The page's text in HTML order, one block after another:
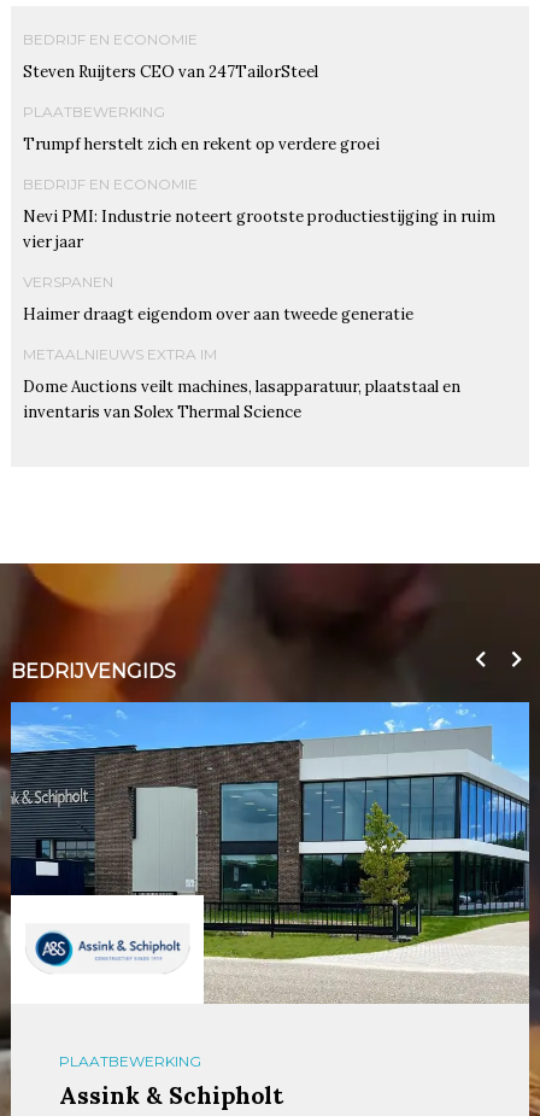
BEDRIJF EN ECONOMIE
Steven Ruijters CEO van 247TailorSteel
PLAATBEWERKING
Trumpf herstelt zich en rekent op verdere groei
BEDRIJF EN ECONOMIE
Nevi PMI: Industrie noteert grootste productiestijging in ruim
vier jaar
VERSPANEN
Haimer draagt eigendom over aan tweede generatie
METAALNIEUWS EXTRA IM
Dome Auctions veilt machines, lasapparatuur, plaatstaal en
inventaris van Solex Thermal Science
BEDRIJVENGIDS
PLAATBEWERKING
Assink & Schipholt